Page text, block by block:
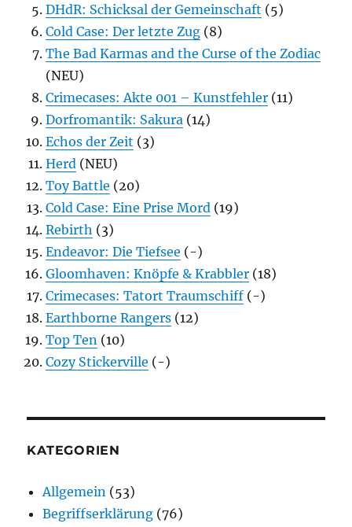
DHdR: Schicksal der Gemeinschaft (5)
Cold Case: Der letzte Zug (8)
The Bad Karmas and the Curse of the Zodiac
(NEU)
Crimecases: Akte 001 – Kunstfehler (11)
Dorfromantik: Sakura (14)
Echos der Zeit (3)
Herd (NEU)
Toy Battle (20)
Cold Case: Eine Prise Mord (19)
Rebirth (3)
Endeavor: Die Tiefsee (-)
Gloomhaven: Knöpfe & Krabbler (18)
Crimecases: Tatort Traumschiff (-)
Earthborne Rangers (12)
Top Ten (10)
Cozy Stickerville (-)
KATEGORIEN
Allgemein (53)
Begriffserklärung (76)